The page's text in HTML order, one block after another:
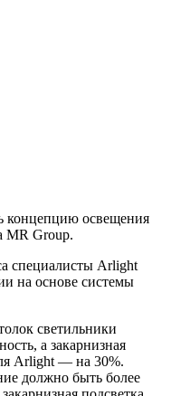
концепцию освещения
MR Group.
специалисты Arlight
на основе системы
светильники
а закарнизная
Arlight — на 30%.
должно быть более